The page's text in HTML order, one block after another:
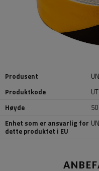
Produsent
Produktkode
Høyde
Enhet som er ansvarlig for
dette produktet i EU